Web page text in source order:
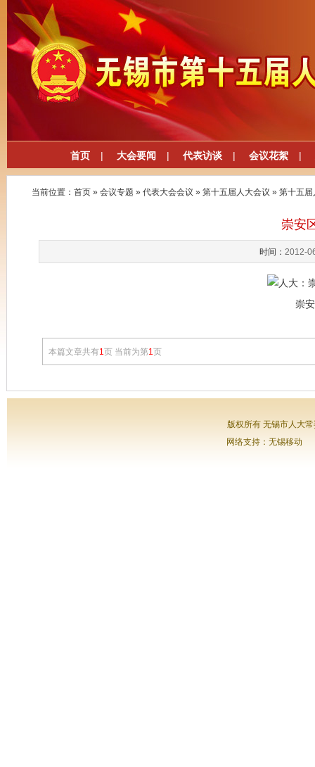
首页 | 大会要闻 | 代表访谈 | 会议花絮 |
当前位置： 首页 » 会议专题 » 代表大会会议 » 第十五届人大会议 » 第十五届
崇安
时间： 2012-
崇
本篇文章共有1页 当前为第1页
版权所有 无锡市人大
网络支持：无锡移动